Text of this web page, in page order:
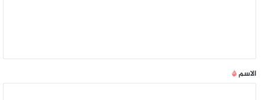
الاسم*